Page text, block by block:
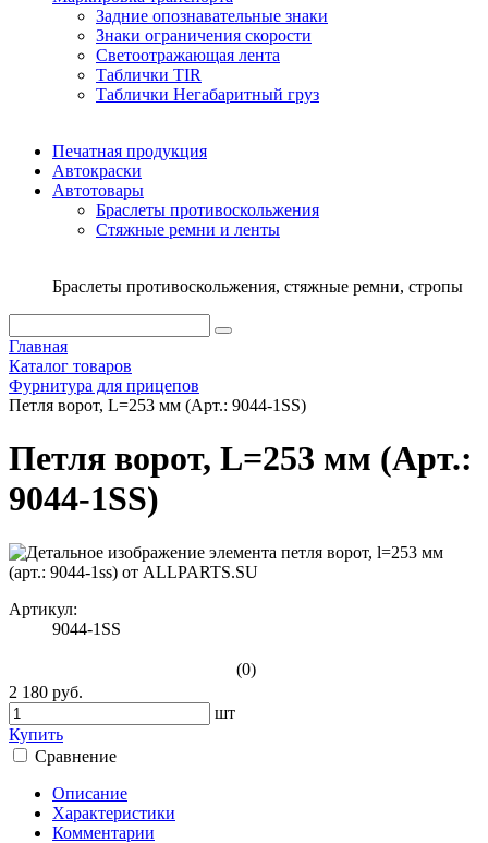
Задние опознавательные знаки
Знаки ограничения скорости
Светоотражающая лента
Таблички TIR
Таблички Негабаритный груз
Печатная продукция
Автокраски
Автотовары
Браслеты противоскольжения
Стяжныe ремни и ленты
Браслеты противоскольжения, стяжные ремни, стропы
Главная
Каталог товаров
Фурнитура для прицепов
Петля ворот, L=253 мм (Арт.: 9044-1SS)
Петля ворот, L=253 мм (Арт.:
9044-1SS)
Артикул:
9044-1SS
(0)
2 180 руб.
шт
Купить
Сравнение
Описание
Характеристики
Комментарии